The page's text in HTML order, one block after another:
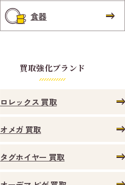
参考
食器
買取強化ブランド
ロレックス 買取
オメガ 買取
タグホイヤー 買取